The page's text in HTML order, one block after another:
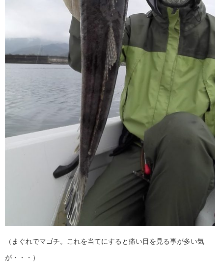
（まぐれでマゴチ。これを当てにすると痛い目を見る事が多い気
が・・・）